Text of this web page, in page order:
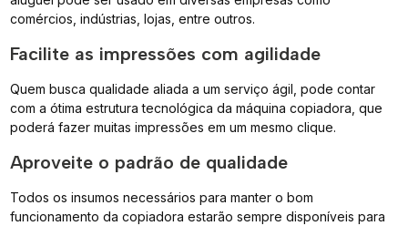
comércios, indústrias, lojas, entre outros.
Facilite as impressões com agilidade
Quem busca qualidade aliada a um serviço ágil, pode contar
com a ótima estrutura tecnológica da máquina copiadora, que
poderá fazer muitas impressões em um mesmo clique.
Aproveite o padrão de qualidade
Todos os insumos necessários para manter o bom
funcionamento da copiadora estarão sempre disponíveis para